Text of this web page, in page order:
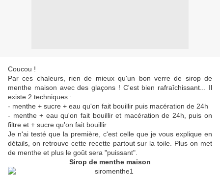
Coucou !
Par ces chaleurs, rien de mieux qu'un bon verre de sirop de
menthe maison avec des glaçons ! C'est bien rafraîchissant... Il
existe 2 techniques :
- menthe + sucre + eau qu'on fait bouillir puis macération de 24h
- menthe + eau qu'on fait bouillir et macération de 24h, puis on
filtre et + sucre qu'on fait bouillir
Je n'ai testé que la première, c'est celle que je vous explique en
détails, on retrouve cette recette partout sur la toile. Plus on met
de menthe et plus le goût sera "puissant".
Sirop de menthe maison